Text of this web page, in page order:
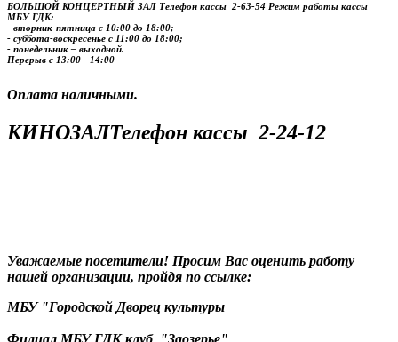
БОЛЬШОЙ КОНЦЕРТНЫЙ ЗАЛ Телефон кассы 2-63-54 Режим работы кассы
МБУ ГДК:
- вторник-пятница с 10:00 до 18:00;
- суббота-воскресенье с 11:00 до 18:00;
- понедельник – выходной.
Перерыв с 13:00 - 14:00
​​​​​​​Оплата наличными.
КИНОЗАЛТелефон кассы 2-24-12
Уважаемые посетители! Просим Вас оценить работу
нашей организации, пройдя по ссылке:
МБУ "Городской Дворец культуры
Филиал МБУ ГДК клуб "Заозерье"